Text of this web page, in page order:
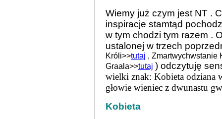
Wiemy już czym jest NT .
inspiracje stamtąd
w tym chodzi tym razem .
ustalonej w trzech
Króli>>tutaj , Zmartwychwstanie
Graala>>tutaj ) odczytuję
wielki znak: Kobieta odziana
głowie wieniec z dwunastu
Kobieta